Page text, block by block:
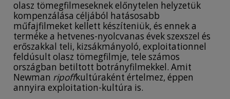
olasz tömegfilmeseknek előnytelen helyzetük
kompenzálása céljából hatásosabb
műfajfilmeket kellett készíteniük, és ennek a
terméke a hetvenes-nyolcvanas évek szexszel és
erőszakkal teli, kizsákmányoló, exploitationnel
feldúsult olasz tömegfilmje, tele számos
országban betiltott botrányfilmekkel. Amit
Newman ripoffkultúraként értelmez, éppen
annyira exploitation-kultúra is.